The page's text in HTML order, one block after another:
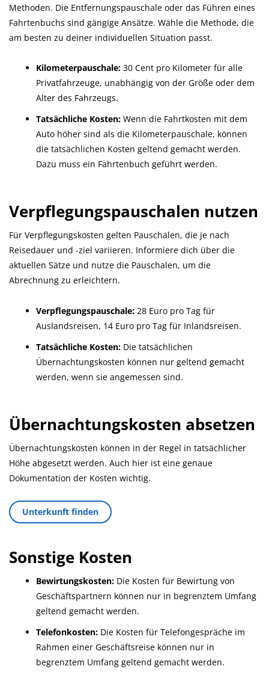
Methoden. Die Entfernungspauschale oder das Führen eines
Fahrtenbuchs sind gängige Ansätze. Wähle die Methode, die
am besten zu deiner individuellen Situation passt.
Kilometerpauschale: 30 Cent pro Kilometer für alle
Privatfahrzeuge, unabhängig von der Größe oder dem
Alter des Fahrzeugs.
Tatsächliche Kosten: Wenn die Fahrtkosten mit dem
Auto höher sind als die Kilometerpauschale, können
die tatsächlichen Kosten geltend gemacht werden.
Dazu muss ein Fahrtenbuch geführt werden.
Verpflegungspauschalen nutzen
Für Verpflegungskosten gelten Pauschalen, die je nach
Reisedauer und -ziel variieren. Informiere dich über die
aktuellen Sätze und nutze die Pauschalen, um die
Abrechnung zu erleichtern.
Verpflegungspauschale: 28 Euro pro Tag für
Auslandsreisen, 14 Euro pro Tag für Inlandsreisen.
Tatsächliche Kosten: Die tatsächlichen
Übernachtungskosten können nur geltend gemacht
werden, wenn sie angemessen sind.
Übernachtungskosten absetzen
Übernachtungskosten können in der Regel in tatsächlicher
Höhe abgesetzt werden. Auch hier ist eine genaue
Dokumentation der Kosten wichtig.
Unterkunft finden
Sonstige Kosten
Bewirtungskosten: Die Kosten für Bewirtung von
Geschäftspartnern können nur in begrenztem Umfang
geltend gemacht werden.
Telefonkosten: Die Kosten für Telefongespräche im
Rahmen einer Geschäftsreise können nur in
begrenztem Umfang geltend gemacht werden.